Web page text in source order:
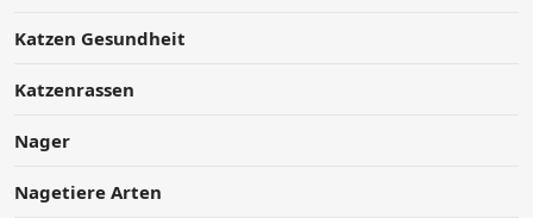
Katzen Gesundheit
Katzenrassen
Nager
Nagetiere Arten